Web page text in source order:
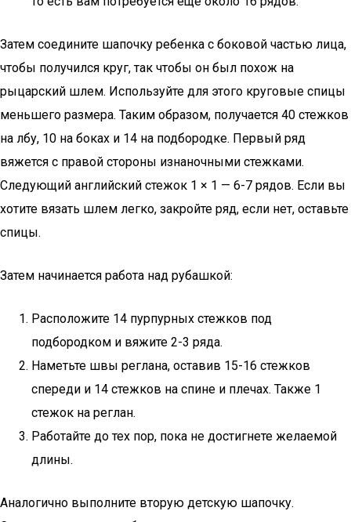
Затем соедините шапочку ребенка с боковой частью лица,
чтобы получился круг, так чтобы он был похож на
рыцарский шлем. Используйте для этого круговые спицы
меньшего размера. Таким образом, получается 40 стежков
на лбу, 10 на боках и 14 на подбородке. Первый ряд
вяжется с правой стороны изнаночными стежками.
Следующий английский стежок 1 × 1 — 6-7 рядов. Если вы
хотите вязать шлем легко, закройте ряд, если нет, оставьте
спицы.
Затем начинается работа над рубашкой:
Расположите 14 пурпурных стежков под
подбородком и вяжите 2-3 ряда.
Наметьте швы реглана, оставив 15-16 стежков
спереди и 14 стежков на спине и плечах. Также 1
стежок на реглан.
Работайте до тех пор, пока не достигнете желаемой
длины.
Аналогично выполните вторую детскую шапочку.